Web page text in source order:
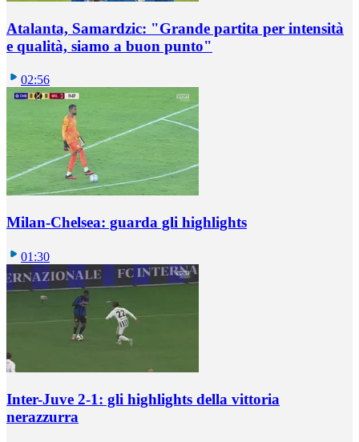
Atalanta, Samardzic: "Grande partita per intensità
e qualità, siamo a buon punto"
02:56
Milan-Chelsea: guarda gli highlights
01:30
Inter-Juve 2-1: gli highlights della vittoria
nerazzurra